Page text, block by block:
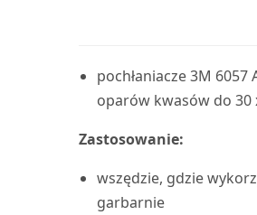
pochłaniacze 3M
oparów kwasów do 30
Zastosowanie:
wszędzie, gdzie
garbarnie